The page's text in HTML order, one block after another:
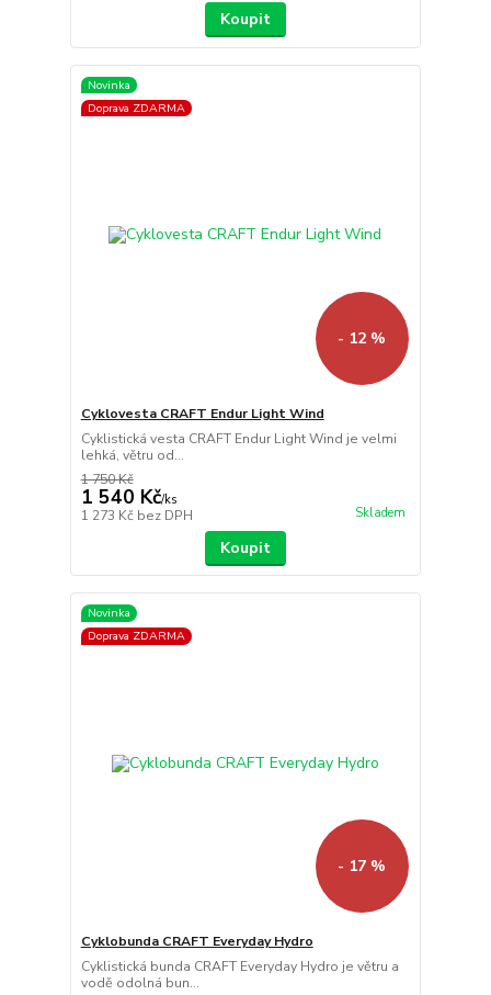
Koupit
Novinka
Doprava ZDARMA
- 12 %
Cyklovesta CRAFT Endur Light Wind
Cyklistická vesta CRAFT Endur Light Wind je velmi
lehká, větru od...
1 750 Kč
1 540 Kč/ks
1 273 Kč bez DPH Skladem
Koupit
Novinka
Doprava ZDARMA
- 17 %
Cyklobunda CRAFT Everyday Hydro
Cyklistická bunda CRAFT Everyday Hydro je větru a
vodě odolná bun...